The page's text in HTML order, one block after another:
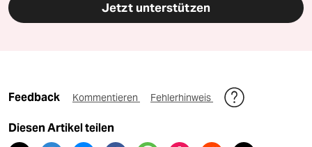
Jetzt unterstützen
Feedback Kommentieren Fehlerhinweis
Diesen Artikel teilen